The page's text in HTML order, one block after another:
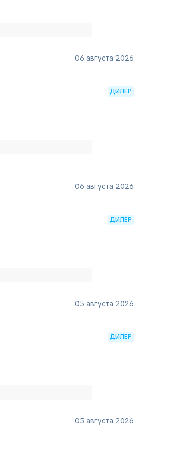
06 августа 2026
ДИЛЕР
06 августа 2026
ДИЛЕР
05 августа 2026
ДИЛЕР
05 августа 2026